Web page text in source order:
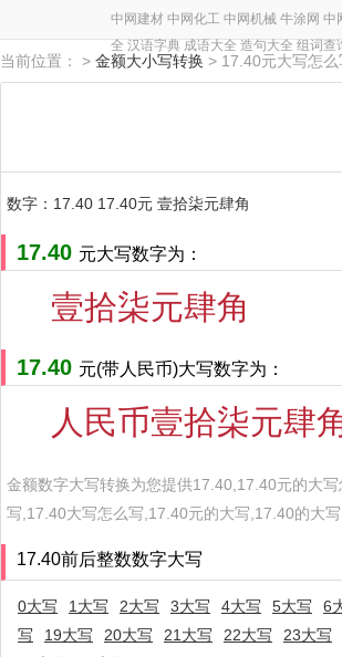
中网建材 中网化工 中网机械 牛涂网 中
全 汉语字典 成语大全 造句大全 组词查
当前位置： > 金额大小写转换 > 17.40元大写怎么
数字：17.40 17.40元 壹拾柒元肆角
17.40 元大写数字为：
壹拾柒元肆角
17.40 元(带人民币)大写数字为：
人民币壹拾柒元肆
金额数字大写转换为您提供17.40,17.40元的大
写,17.40大写怎么写,17.40元的大写,17.40的大
17.40前后整数数字大写
0大写 1大写 2大写 3大写 4大写 5大写 6
写
19大写 20大写 21大写 22大写 23大写